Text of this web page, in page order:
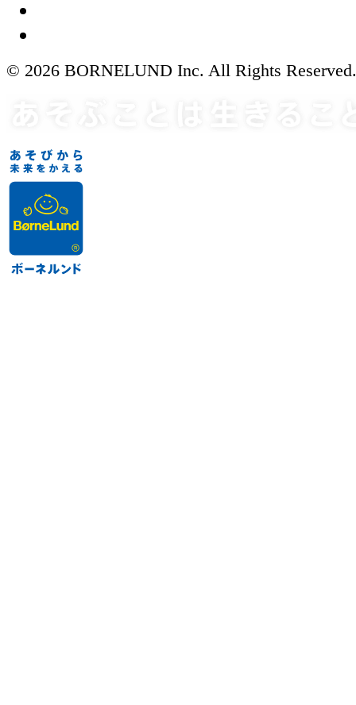
© 2026 BORNELUND Inc. All Rights Reserved.